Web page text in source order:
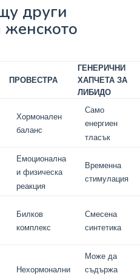
други
ПРОВЕСТРА
ГЕНЕРИЧНИ
ХАПЧЕТА ЗА
ЛИБИДО
Хормонален
баланс
Само
енергиен
тласък
Емоционална
и физическа
реакция
Временна
стимулация
Билков
комплекс
Смесена
синтетика
Нехормонални
Може да
съдържа